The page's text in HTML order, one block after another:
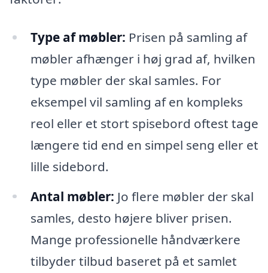
Type af møbler: Prisen på samling af
møbler afhænger i høj grad af, hvilken
type møbler der skal samles. For
eksempel vil samling af en kompleks
reol eller et stort spisebord oftest tage
længere tid end en simpel seng eller et
lille sidebord.
Antal møbler: Jo flere møbler der skal
samles, desto højere bliver prisen.
Mange professionelle håndværkere
tilbyder tilbud baseret på et samlet